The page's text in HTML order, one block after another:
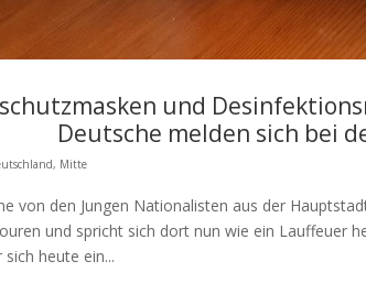
und
Deutsche melden sich bei
, Mitte
von den Jungen Nationalisten aus der
und spricht sich dort nun wie ein Lauffeuer
heute ein...